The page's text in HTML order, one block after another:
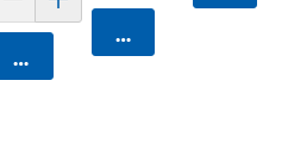
카트에 담기
카트에 담기